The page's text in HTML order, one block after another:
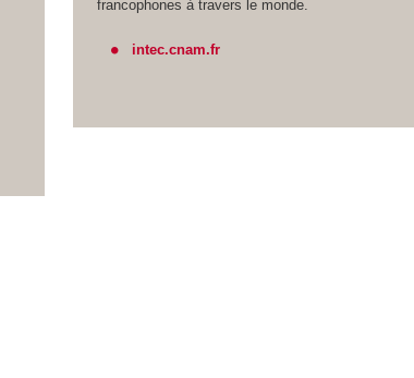
francophones à travers le monde.
intec.cnam.fr